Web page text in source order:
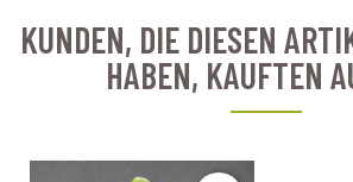
KUNDEN, DIE DIESEN
HABEN, KAUFTEN